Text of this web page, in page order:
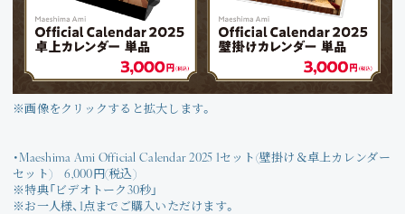
※画像をクリックすると拡大します。
・Maeshima Ami Official Calendar 2025 1セット(壁掛け＆卓上カレンダー
セット) 6,000円(税込)
※特典「ビデオトーク30秒」
※お一人様、1点までご購入いただけます。